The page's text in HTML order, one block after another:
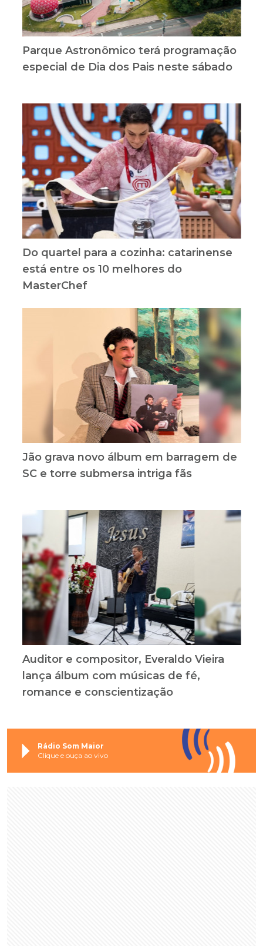
Parque Astronômico terá programação
especial de Dia dos Pais neste sábado
Do quartel para a cozinha: catarinense
está entre os 10 melhores do
MasterChef
Jão grava novo álbum em barragem de
SC e torre submersa intriga fãs
Auditor e compositor, Everaldo Vieira
lança álbum com músicas de fé,
romance e conscientização
Rádio Som Maior
Clique e ouça ao vivo